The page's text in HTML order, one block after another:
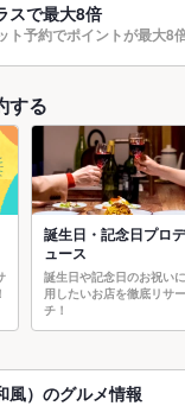
スで最大8倍
ト予約でポイントが最大8
する
誕生日・記念日プロデ
ュース
誕生日や記念日のお祝い
用したいお店を徹底リサー
チ！
風）のグルメ情報